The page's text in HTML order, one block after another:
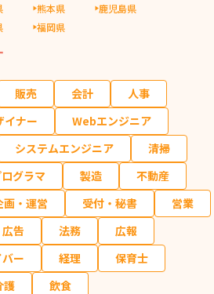
熊本県
鹿児島県
福岡県
販売 会計
人事
イナー
Webエンジニア
システムエンジニア
清掃
グラマ 製造
不動産
画・運営 受付・秘書
営業
広告 法務
広報
ー 経理
保育士
護 飲食